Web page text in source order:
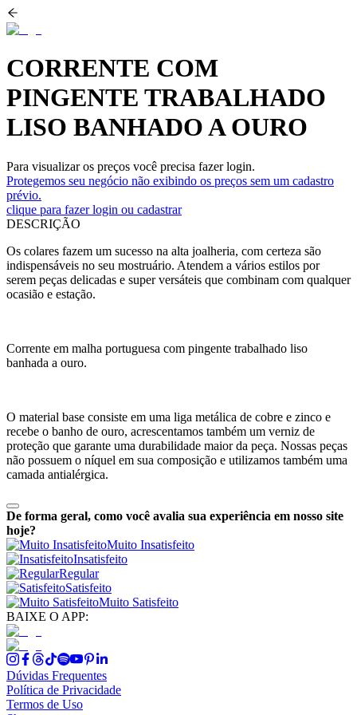
CORRENTE COM
PINGENTE TRABALHADO
LISO BANHADO A OURO
Para visualizar os preços você precisa fazer login.
Protegemos seu negócio não exibindo os preços sem um cadastro
prévio.
clique para fazer login ou cadastrar
DESCRIÇÃO
Os colares fazem um sucesso na alta joalheria, com certeza são
indispensáveis no seu mostruário. Atendem a vários estilos por
serem peças delicadas e super versáteis que combinam com qualquer
ocasião e estação.
Corrente em malha portuguesa com pingente trabalhado liso
banhada a ouro.
O material base consiste em uma liga metálica de cobre e zinco e
recebe o banho de ouro, acrescentamos também um verniz de
proteção que garante uma durabilidade maior da peça. Nossas peças
não possuem o níquel em sua composição e utilizamos também uma
camada antialérgica.
De forma geral, como você avalia sua experiência em nosso site
hoje?
Muito Insatisfeito
Insatisfeito
Regular
Satisfeito
Muito Satisfeito
BAIXE O APP:
Dúvidas Frequentes
Política de Privacidade
Termos de Uso